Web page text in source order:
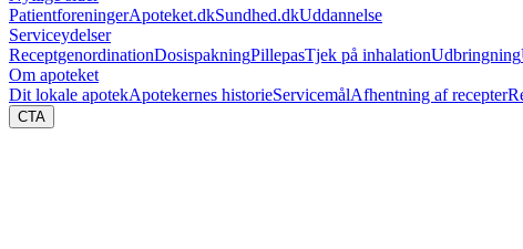
PatientforeningerApoteket.dkSundhed.dkUddannelse
Serviceydelser
ReceptgenordinationDosispakningPillepasTjek på inhalationUdbringning
Om apoteket
Dit lokale apotekApotekernes historieServicemålAfhentning af recepter
CTA